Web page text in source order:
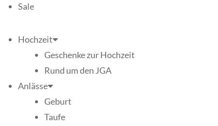
Sale
Hochzeit
Geschenke zur Hochzeit
Rund um den JGA
Anlässe
Geburt
Taufe